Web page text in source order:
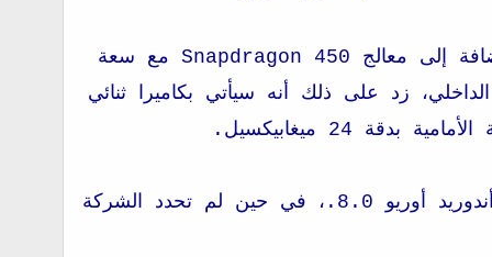
أما +Galaxy A6 فسيأتي بدوره بشاشة Super AMOLED بقياس 6 إنش بالإضافة إلى معالج Snapdragon 450 مع سعة
و 64 جيغا من سعة التخزين الداخلي، زد على ذلك أنه سيأتي بكاميرا ثنائي
إضافة لذلك فإن +Galaxy A6 سياتي بسعة بطارية تقدر بـ 3500mAh وبنظام أندوريد أوريو 8.0.، في حين لم تحدد الشركة